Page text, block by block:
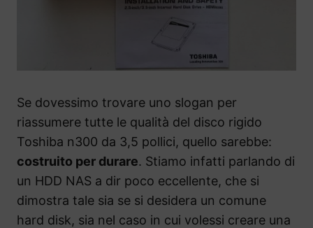
Se dovessimo trovare uno slogan per
riassumere tutte le qualità del disco rigido
Toshiba n300 da 3,5 pollici, quello sarebbe:
costruito per durare. Stiamo infatti parlando di
un HDD NAS a dir poco eccellente, che si
dimostra tale sia se si desidera un comune
hard disk, sia nel caso in cui volessi creare una